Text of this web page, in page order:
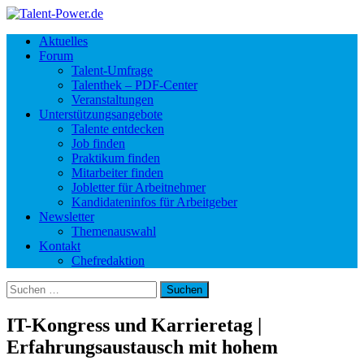
Aktuelles
Forum
Talent-Umfrage
Talenthek – PDF-Center
Veranstaltungen
Unterstützungsangebote
Talente entdecken
Job finden
Praktikum finden
Mitarbeiter finden
Jobletter für Arbeitnehmer
Kandidateninfos für Arbeitgeber
Newsletter
Themenauswahl
Kontakt
Chefredaktion
Suchen
nach:
IT-Kongress und Karrieretag |
Erfahrungsaustausch mit hohem